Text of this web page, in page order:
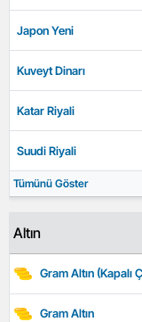
Japon Yeni
Kuveyt Dinarı
Katar Riyali
Suudi Riyali
Tümünü Göster
Altın
Gram Altın (Kapalı
Gram Altın